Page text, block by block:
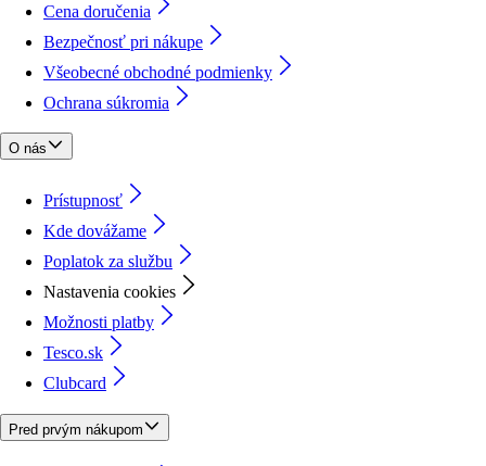
Cena doručenia
Bezpečnosť pri nákupe
Všeobecné obchodné podmienky
Ochrana súkromia
O nás
Prístupnosť
Kde dovážame
Poplatok za službu
Nastavenia cookies
Možnosti platby
Tesco.sk
Clubcard
Pred prvým nákupom